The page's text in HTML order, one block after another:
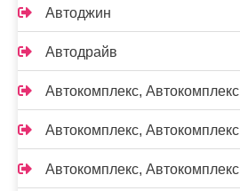
Автоджин
Автодрайв
Автокомплекс, Автокомплекс
Автокомплекс, Автокомплекс
Автокомплекс, Автокомплекс